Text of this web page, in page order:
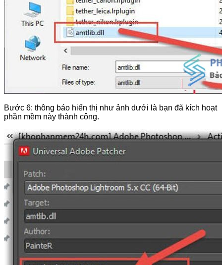
Bước 6: thông báo hiển thị như ảnh dưới là bạn đã kích hoạt
phần mềm này thành công.